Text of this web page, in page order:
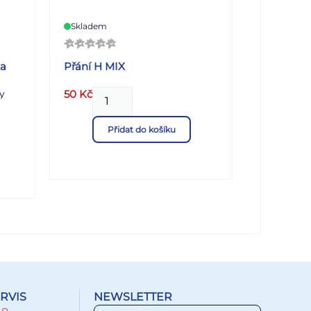
Skladem
Přání H MIX
50 Kč
Přidat do košíku
NEWSLETTER